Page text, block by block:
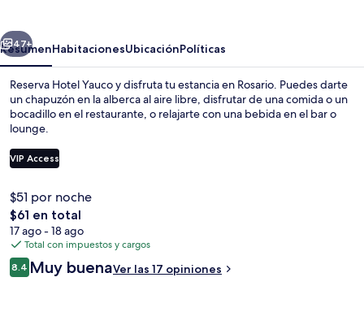
Siguiente
47+
ResumenHabitacionesUbicaciónPolíticas
Reserva Hotel Yauco y disfruta tu estancia en Rosario. Puedes darte
un chapuzón en la alberca al aire libre, disfrutar de una comida o un
bocadillo en el restaurante, o relajarte con una bebida en el bar o
lounge.
VIP Access
$51 por noche
El
precio
total
es
de
$61 en total
17 ago - 18 ago
Total con impuestos y cargos
Opiniones
8.48.4 de 10,
Muy buenaVer las 17 opiniones